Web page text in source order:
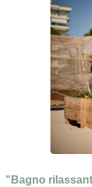
"Bagno